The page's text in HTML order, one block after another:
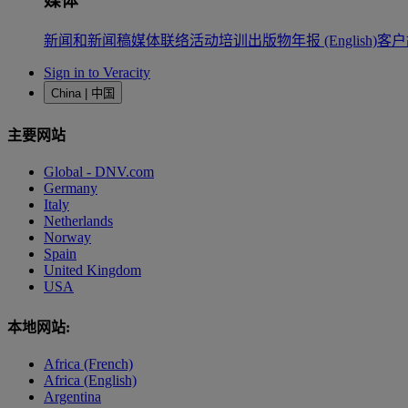
新闻和新闻稿媒体联络活动培训 出版物年报 (English)客
Sign in to Veracity
China | 中国
主要网站
Global - DNV.com
Germany
Italy
Netherlands
Norway
Spain
United Kingdom
USA
本地网站:
Africa (French)
Africa (English)
Argentina